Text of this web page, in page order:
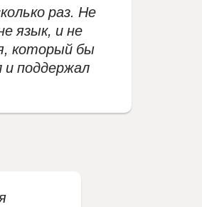
раз. Не
язык, и не
который бы
и поддержал